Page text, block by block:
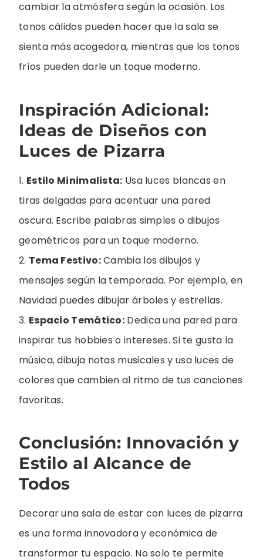
cambiar la atmósfera según la ocasión. Los
tonos cálidos pueden hacer que la sala se
sienta más acogedora, mientras que los tonos
fríos pueden darle un toque moderno.
Inspiración Adicional:
Ideas de Diseños con
Luces de Pizarra
1. Estilo Minimalista: Usa luces blancas en
tiras delgadas para acentuar una pared
oscura. Escribe palabras simples o dibujos
geométricos para un toque moderno.
2. Tema Festivo:Cambia los dibujos y
mensajes según la temporada. Por ejemplo, en
Navidad puedes dibujar árboles y estrellas.
3. Espacio Temático: Dedica una pared para
inspirar tus hobbies o intereses. Si te gusta la
música, dibuja notas musicales y usa luces de
colores que cambien al ritmo de tus canciones
favoritas.
Conclusión: Innovación y
Estilo al Alcance de
Todos
Decorar una sala de estar con luces de pizarra
es una forma innovadora y económica de
transformar tu espacio. No solo te permite